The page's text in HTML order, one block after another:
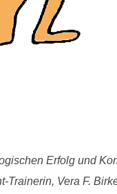
Erfolg und
Trainerin, Vera F.